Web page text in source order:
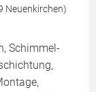
Neuenkirchen)
Schimmel-